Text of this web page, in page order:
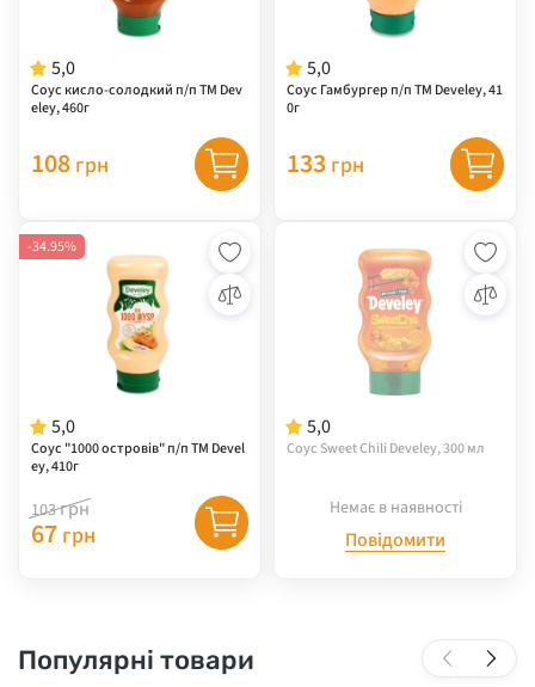
5,0
Соус кисло-солодкий п/п ТМ Dev
eley, 460г
108 грн
5,0
Соус Гамбургер п/п ТМ Develey, 41
0г
133 грн
5,0
Соус "1000 островів" п/п ТМ Devel
ey, 410г
-34.95%
103грн
67 грн
5,0
Соус Sweet Chili Develey, 300 мл
Немає в наявності
Повідомити
Популярні товари